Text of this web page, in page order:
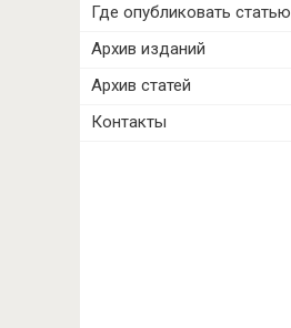
Где опубликовать статью
Архив изданий
Архив статей
Контакты